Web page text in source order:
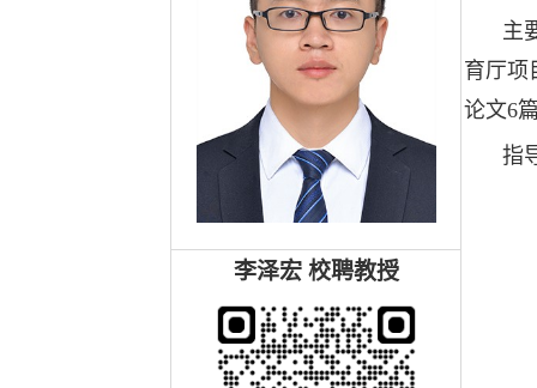
主
育厅项
论文6
指
李泽宏 校聘教授